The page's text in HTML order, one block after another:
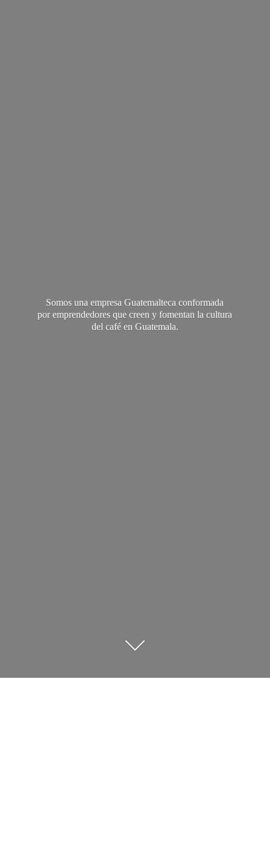
Somos una empresa Guatemalteca conformada
por emprendedores que creen y fomentan la cultura
del café en Guatemala.